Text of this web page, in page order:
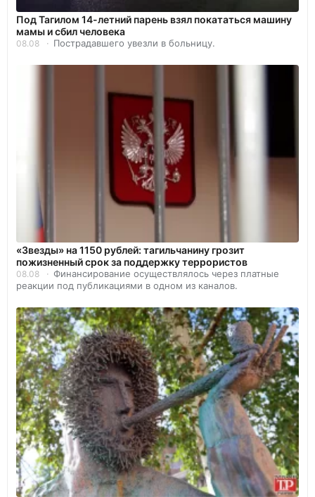
Под Тагилом 14-летний парень взял покататься машину
мамы и сбил человека
08.08 Пострадавшего увезли в больницу.
«Звезды» на 1150 рублей: тагильчанину грозит
пожизненный срок за поддержку террористов
08.08
Финансирование осуществлялось через платные
реакции под публикациями в одном из каналов.